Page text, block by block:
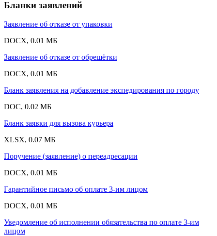
Бланки заявлений
Заявление об отказе от упаковки
DOCX, 0.01 МБ
Заявление об отказе от обрешётки
DOCX, 0.01 МБ
Бланк заявления на добавление экспедирования по городу
DOC, 0.02 МБ
Бланк заявки для вызова курьера
XLSX, 0.07 МБ
Поручение (заявление) о переадресации
DOCX, 0.01 МБ
Гарантийное письмо об оплате 3-им лицом
DOCX, 0.01 МБ
Уведомление об исполнении обязательства по оплате 3-им
лицом